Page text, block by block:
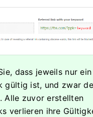
dass jeweils nur ein
gültig ist, und zwar
Alle zuvor erstellten
verlieren ihre